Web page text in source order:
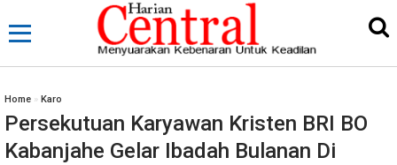
Home » Karo
Persekutuan Karyawan Kristen BRI BO
Kabanjahe Gelar Ibadah Bulanan Di